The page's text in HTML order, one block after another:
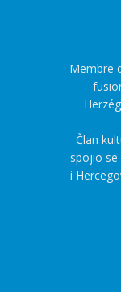
Membre
Član
spojio se
i